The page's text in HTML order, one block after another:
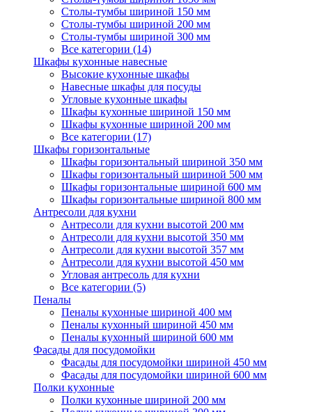
Столы-тумбы шириной 150 мм
Столы-тумбы шириной 200 мм
Столы-тумбы шириной 300 мм
Все категории (14)
Шкафы кухонные навесные
Высокие кухонные шкафы
Навесные шкафы для посуды
Угловые кухонные шкафы
Шкафы кухонные шириной 150 мм
Шкафы кухонные шириной 200 мм
Все категории (17)
Шкафы горизонтальные
Шкафы горизонтальный шириной 350 мм
Шкафы горизонтальный шириной 500 мм
Шкафы горизонтальные шириной 600 мм
Шкафы горизонтальные шириной 800 мм
Антресоли для кухни
Антресоли для кухни высотой 200 мм
Антресоли для кухни высотой 350 мм
Антресоли для кухни высотой 357 мм
Антресоли для кухни высотой 450 мм
Угловая антресоль для кухни
Все категории (5)
Пеналы
Пеналы кухонные шириной 400 мм
Пеналы кухонный шириной 450 мм
Пеналы кухонный шириной 600 мм
Фасады для посудомойки
Фасады для посудомойки шириной 450 мм
Фасады для посудомойки шириной 600 мм
Полки кухонные
Полки кухонные шириной 200 мм